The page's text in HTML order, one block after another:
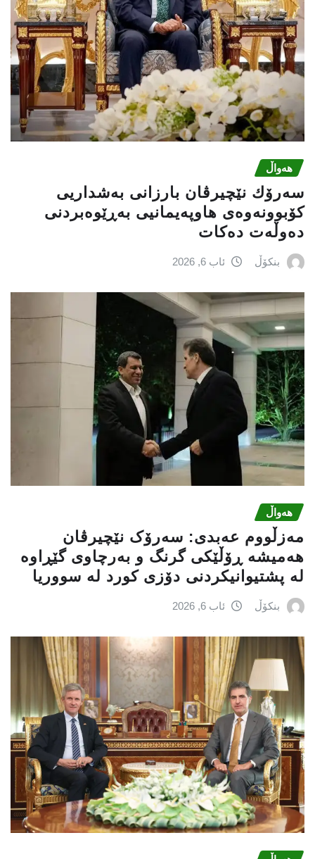
هەواڵ
سەرۆك نێچیرڤان بارزانی بەشداریی
كۆبوونەوەی هاوپەیمانیی بەڕێوەبردنی
دەوڵەت دەكات
بنکۆڵ ئاب 6, 2026
هەواڵ
مەزڵووم عەبدی: سەرۆک نێچیرڤان
هەمیشە ڕۆڵێکی گرنگ و بەرچاوی گێڕاوە
لە پشتیوانیکردنی دۆزی کورد لە سووریا
بنکۆڵ ئاب 6, 2026